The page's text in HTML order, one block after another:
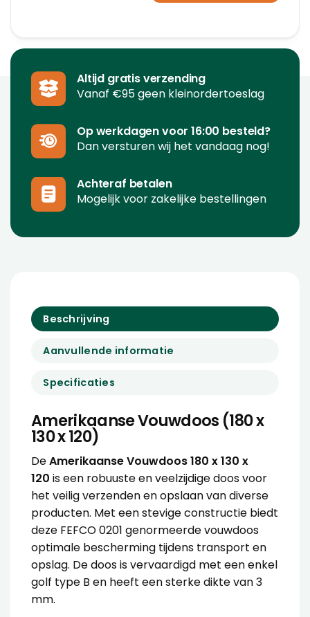
Altijd gratis verzending
Vanaf €95 geen kleinordertoeslag
Op werkdagen voor 16:00 besteld?
Dan versturen wij het vandaag nog!
Achteraf betalen
Mogelijk voor zakelijke bestellingen
Beschrijving
Aanvullende informatie
Specificaties
Amerikaanse Vouwdoos (180 x
130 x 120)
DeAmerikaanse Vouwdoos 180 x 130 x
120 is een robuuste en veelzijdige doos voor
het veilig verzenden en opslaan van diverse
producten. Met een stevige constructie biedt
deze FEFCO 0201 genormeerde vouwdoos
optimale bescherming tijdens transport en
opslag. De doos is vervaardigd met een enkel
golf type B en heeft een sterke dikte van 3
mm.